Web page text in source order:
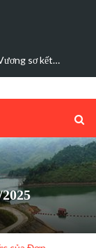
sơ kết…